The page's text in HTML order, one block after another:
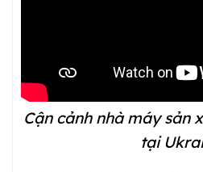
Cận cảnh nhà máy sản
tại